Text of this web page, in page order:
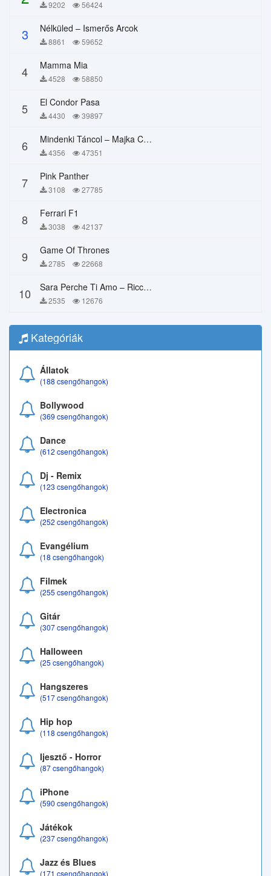
9202 56424
3 Nélküled – Ismerős Arcok
8861 59652
4 Mamma Mia
4528 58850
5 El Condor Pasa
4430 39897
6 Mindenki Táncol – Majka Curtis, Péter Majoros
4356 47351
7 Pink Panther
3108 27785
8 Ferrari F1
3038 42137
9 Game Of Thrones
2785 22668
10 Sara Perche Ti Amo – Ricchi E Poveri
2535 12676
Kategóriák
Állatok
(188 csengőhangok)
Bollywood
(369 csengőhangok)
Dance
(612 csengőhangok)
Dj - Remix
(123 csengőhangok)
Electronica
(252 csengőhangok)
Evangélium
(18 csengőhangok)
Filmek
(255 csengőhangok)
Gitár
(307 csengőhangok)
Halloween
(25 csengőhangok)
Hangszeres
(517 csengőhangok)
Hip hop
(118 csengőhangok)
Ijesztő - Horror
(87 csengőhangok)
iPhone
(590 csengőhangok)
Játékok
(237 csengőhangok)
Jazz és Blues
(171 csengőhangok)